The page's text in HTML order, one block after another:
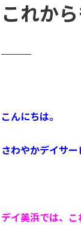
これか
こんにちは。
さわやかデイサー
デイ美浜では、こ